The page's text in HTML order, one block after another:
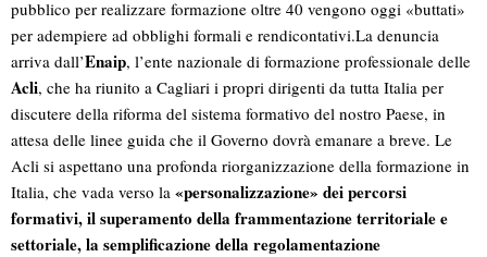
pubblico per realizzare formazione oltre 40 vengono oggi «buttati»
per adempiere ad obblighi formali e rendicontativi.La denuncia
arriva dall’Enaip, l’ente nazionale di formazione professionale delle
Acli, che ha riunito a Cagliari i propri dirigenti da tutta Italia per
discutere della riforma del sistema formativo del nostro Paese, in
attesa delle linee guida che il Governo dovrà emanare a breve. Le
Acli si aspettano una profonda riorganizzazione della formazione in
Italia, che vada verso la «personalizzazione» dei percorsi
formativi, il superamento della frammentazione territoriale e
settoriale, la semplificazione della regolamentazione